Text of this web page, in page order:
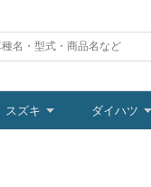
スズキ ダイハツ